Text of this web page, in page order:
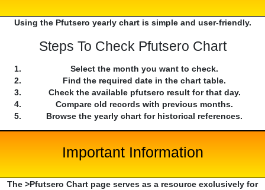
Using the Pfutsero yearly chart is simple and user-friendly.
Steps To Check Pfutsero Chart
Select the month you want to check.
Find the required date in the chart table.
Check the available pfutsero result for that day.
Compare old records with previous months.
Browse the yearly chart for historical references.
Important Information
The >Pfutsero Chart page serves as a resource exclusively for